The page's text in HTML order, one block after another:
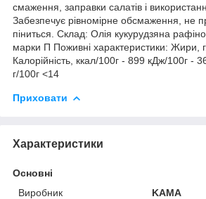
смаження, заправки салатів і
Забезпечує рівномірне обсмаження, не
піниться. Склад: Олія кукурудзяна
марки П Поживні характеристики: Жири,
Калорійність, ккал/100г - 899 кДж/100г -
г/100г <14
Приховати
Характеристики
Основні
Виробник
KAMA